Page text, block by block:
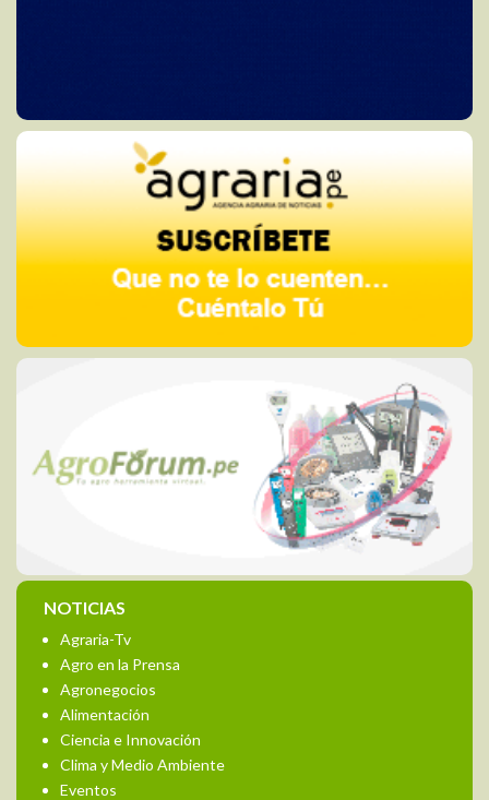
NOTICIAS
Agraria-Tv
Agro en la Prensa
Agronegocios
Alimentación
Ciencia e Innovación
Clima y Medio Ambiente
Eventos